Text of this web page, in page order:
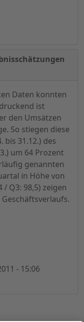
Daten konnten
ist
den Umsätzen
So stiegen diese
bis 31.12.) des
um 64 Prozent
genannten
in Höhe von
/ Q3: 98,5) zeigen
- 15:06